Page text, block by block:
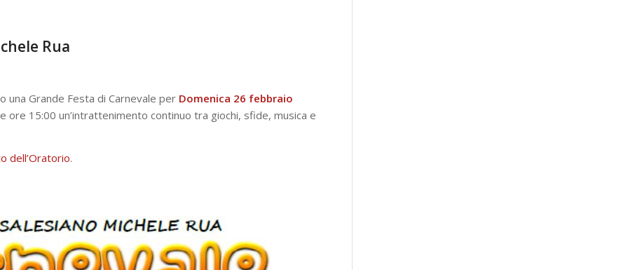
Rua
una Grande Festa di Carnevale per Domenica 26 febbraio
ore 15:00 un’intrattenimento continuo tra giochi, sfide, musica e
dell’Oratorio.